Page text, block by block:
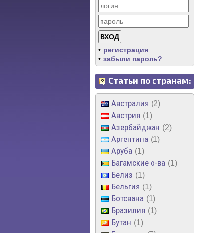
• регистрация
• забыли пароль?
Статьи по странам:
Австралия 2
Австрия 1
Азербайджан 2
Аргентина 1
Аруба 1
Багамские о-ва 1
Белиз 1
Бельгия 1
Ботсвана 1
Бразилия 1
Бутан 1